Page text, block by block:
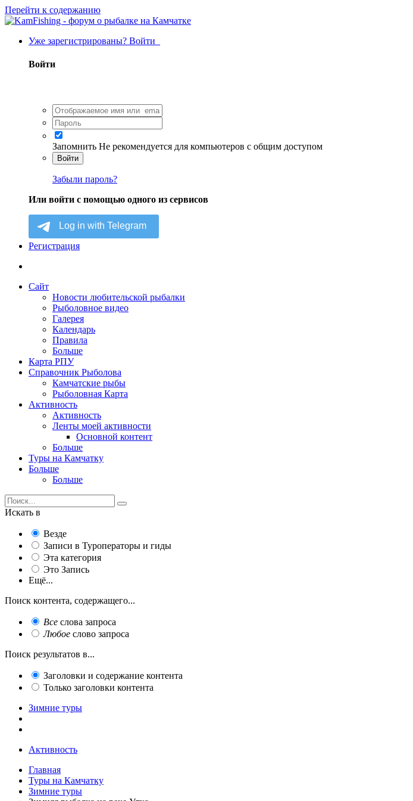
Перейти к содержанию
Уже зарегистрированы? Войти
Войти
Запомнить Не рекомендуется для компьютеров с общим доступом
Войти
Забыли пароль?
Или войти с помощью одного из сервисов
Регистрация
Сайт
Новости любительской рыбалки
Рыболовное видео
Галерея
Календарь
Правила
Больше
Карта РПУ
Справочник Рыболова
Камчатские рыбы
Рыболовная Карта
Активность
Активность
Ленты моей активности
Основной контент
Больше
Туры на Камчатку
Больше
Больше
Искать в
Везде
Записи в Туроператоры и гиды
Эта категория
Это Запись
Ещё...
Поиск контента, содержащего...
Все слова запроса
Любое слово запроса
Поиск результатов в...
Заголовки и содержание контента
Только заголовки контента
Зимние туры
Активность
Главная
Туры на Камчатку
Зимние туры